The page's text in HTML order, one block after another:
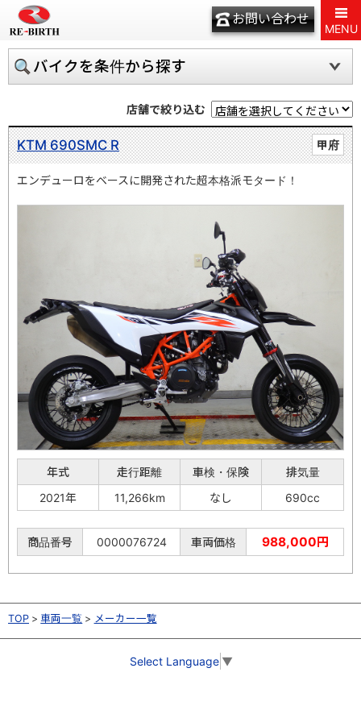
お問い合わせ
MENU
バイクを条件から探す
店舗で絞り込む
甲府
KTM 690SMC R
エンデューロをベースに開発された超本格派モタード！
年式 走行距離 車検・保険
排気量
2021年
11,266km なし 690cc
商品番号 0000076724 車両価格 988,000円
TOP 車両一覧 メーカー一覧
Select Language ▼